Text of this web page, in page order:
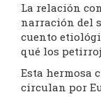
La relación
narración del
cuento
qué los
Esta hermosa
circulan por